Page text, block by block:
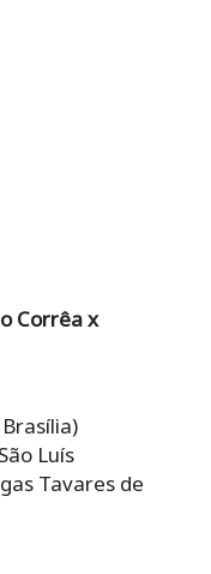
Corrêa x
Luís
Tavares de